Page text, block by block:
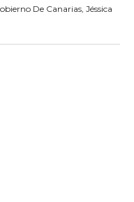
De Canarias, Jéssica